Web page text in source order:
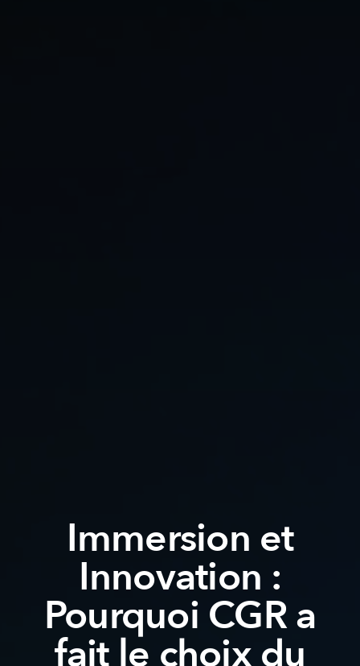
Immersion et
Innovation :
Pourquoi CGR a
fait le choix du